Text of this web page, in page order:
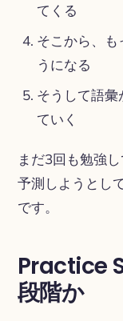
てくる
そこから、も
うになる
そうして語彙
ていく
まだ3回も勉強
予測しようとし
です。
Practice
段階か